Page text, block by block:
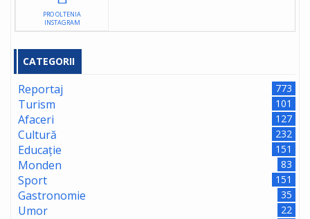
PRO OLTENIA
INSTAGRAM
CATEGORII
Reportaj 773
Turism 101
Afaceri 127
Cultură 232
Educație 151
Monden 83
Sport 151
Gastronomie 35
Umor 22